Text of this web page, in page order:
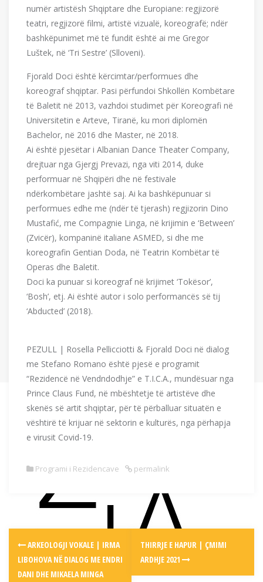
numër artistësh Shqiptare dhe Europiane: regjizorë
teatri, regjizorë filmi, artistë vizualë, koreografë; ndër
bashkëpunimet më të fundit është ai me Gregor
Luštek, në ‘Tri Sestre’ (Slloveni).
Fjorald Doci është kërcimtar/performues dhe
koreograf shqiptar. Pasi përfundoi Shkollën Kombëtare
të Baletit në 2013, vazhdoi studimet për Koreografi në
Universitetin e Arteve, Tiranë, ku mori diplomën
Bachelor, në 2016 dhe Master, në 2018.
Ai është pjesëtar i Albanian Dance Theater Company,
drejtuar nga Gjergj Prevazi, nga viti 2014, duke
performuar në Shqipëri dhe në festivale
ndërkombëtare jashtë saj. Ai ka bashkëpunuar si
performues edhe me (ndër të tjerash) regjizorin Dino
Mustafić, me Compagnie Linga, në krijimin e ‘Between’
(Zvicër), kompaninë italiane ASMED, si dhe me
koreografin Gentian Doda, në Teatrin Kombëtar të
Operas dhe Baletit.
Doci ka punuar si koreograf në krijimet ‘Tokësor’,
‘Bosh’, etj. Ai është autor i solo performancës së tij
‘Abducted’ (2018).
PEZULL | Rosella Pellicciotti & Fjorald Doci në dialog
me Stefano Romano është pjesë e programit
“Rezidencë në Vendndodhje” e T.I.C.A., mundësuar nga
Prince Claus Fund, në mbështetje të artistëve dhe
skenës së artit shqiptar, për të përballuar situatën e
vështirë të krijuar në sektorin e kulturës, nga përhapja
e virusit Covid-19.
Programi i Rezidencave permalink
Post
navigation
ARKEOLOGJI VOKALE | IRMA
LIBOHOVA NË DIALOG ME ENDRI
DANI DHE MIKAELA MINGA
THIRRJE E HAPUR | ÇMIMI
ARDHJE 2021